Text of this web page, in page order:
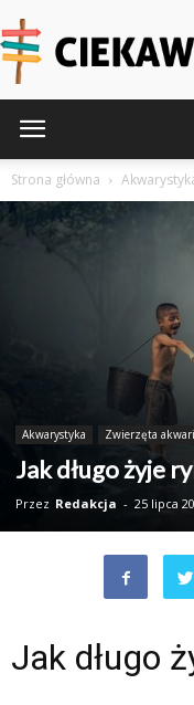
Strona główna
Akwarystyka Zwierzęta
Jak długo żyje
Przez Redakcja - 25 lipca
Jak długo